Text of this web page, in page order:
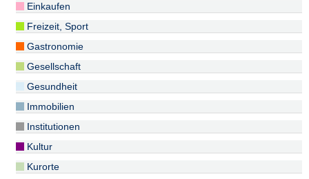
Einkaufen
Freizeit, Sport
Gastronomie
Gesellschaft
Gesundheit
Immobilien
Institutionen
Kultur
Kurorte